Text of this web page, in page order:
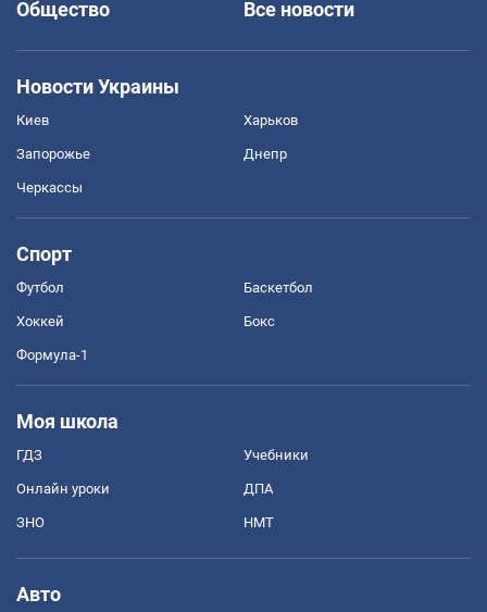
Общество
Все новости
Новости Украины
Киев Харьков
Запорожье Днепр
Черкассы
Спорт
Футбол Баскетбол
Хоккей Бокс
Формула-1
Моя школа
ГДЗ Учебники
Онлайн уроки ДПА
ЗНО НМТ
Авто